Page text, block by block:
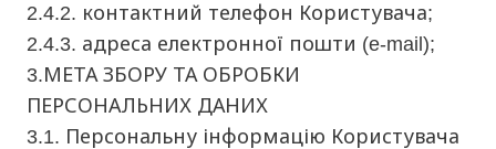
2.4.2. контактний телефон Користувача;
2.4.3. адреса електронної пошти (e-mail);
3.МЕТА ЗБОРУ ТА ОБРОБКИ
ПЕРСОНАЛЬНИХ ДАНИХ
3.1. Персональну інформацію Користувача